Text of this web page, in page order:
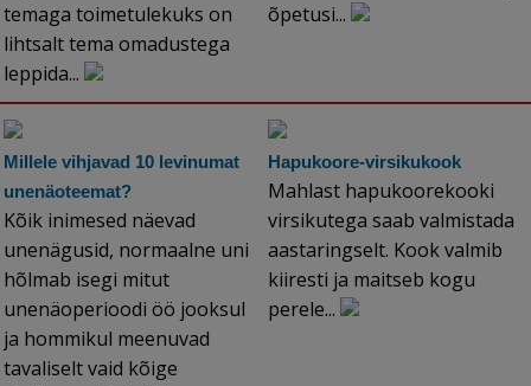
temaga toimetulekuks on
lihtsalt tema omadustega
leppida...
õpetusi...
Millele vihjavad 10 levinumat
unenäoteemat?
Kõik inimesed näevad
unenägusid, normaalne uni
hõlmab isegi mitut
unenäoperioodi öö jooksul
ja hommikul meenuvad
tavaliselt vaid kõige
Hapukoore-virsikukook
Mahlast hapukoorekooki
virsikutega saab valmistada
aastaringselt. Kook valmib
kiiresti ja maitseb kogu
perele...